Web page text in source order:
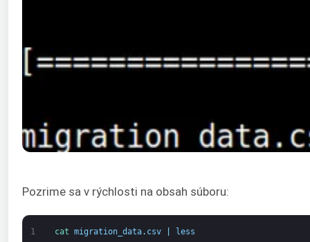
Pozrime sa v rýchlosti na obsah súboru:
1 cat migration_data. csv less